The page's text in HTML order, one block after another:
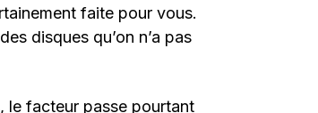
faite pour vous.
disques qu’on n’a pas
le facteur passe pourtant